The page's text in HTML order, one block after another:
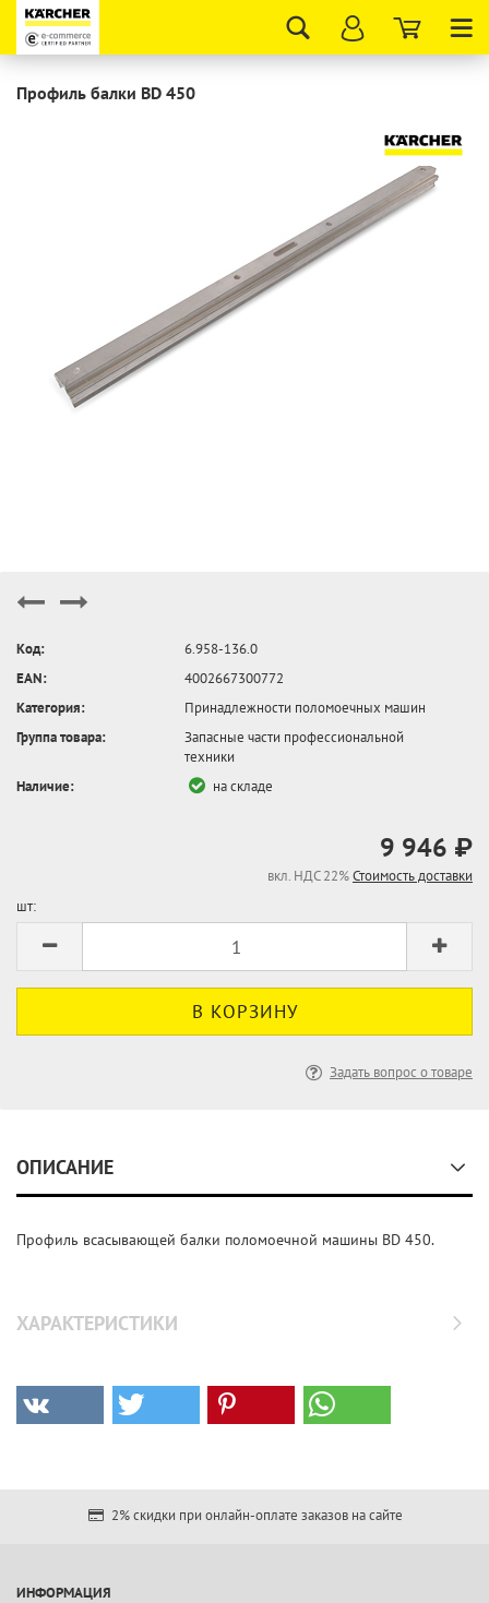
Профиль балки BD 450
Код:
6.958-136.0
EAN:
4002667300772
Категория:
Принадлежности поломоечных машин
Группа товара:
Запасные части профессиональной
техники
Наличие:
на складе
9 946 ₽
вкл. НДС 22%Стоимость доставки
шт:
Задать вопрос о товаре
ОПИСАНИЕ
Профиль всасывающей балки поломоечной машины BD 450.
ХАРАКТЕРИСТИКИ
2% скидки при онлайн-оплате заказов на сайте
ИНФОРМАЦИЯ